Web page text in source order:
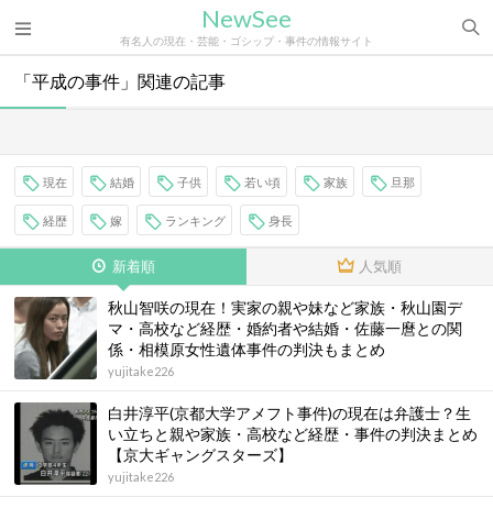
NewSee
有名人の現在・芸能・ゴシップ・事件の情報サイト
「平成の事件」関連の記事
現在 結婚 子供 若い頃 家族 旦那
経歴 嫁 ランキング 身長
新着順 人気順
秋山智咲の現在！実家の親や妹など家族・秋山園デ
マ・高校など経歴・婚約者や結婚・佐藤一麿との関
係・相模原女性遺体事件の判決もまとめ
yujitake226
白井淳平(京都大学アメフト事件)の現在は弁護士？生
い立ちと親や家族・高校など経歴・事件の判決まとめ
【京大ギャングスターズ】
yujitake226